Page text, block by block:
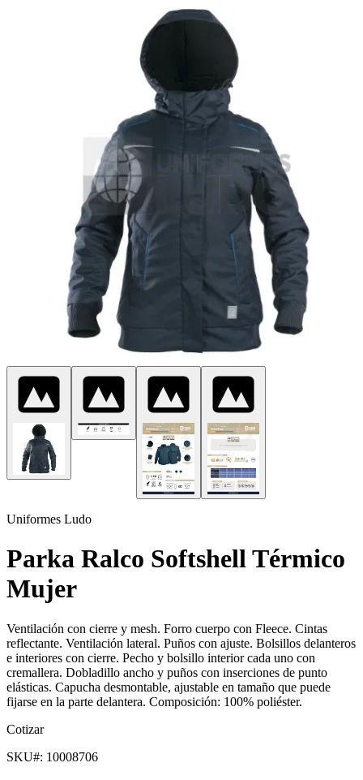
Uniformes Ludo
Parka Ralco Softshell Térmico
Mujer
Ventilación con cierre y mesh. Forro cuerpo con Fleece. Cintas
reflectante. Ventilación lateral. Puños con ajuste. Bolsillos delanteros
e interiores con cierre. Pecho y bolsillo interior cada uno con
cremallera. Dobladillo ancho y puños con inserciones de punto
elásticas. Capucha desmontable, ajustable en tamaño que puede
fijarse en la parte delantera. Composición: 100% poliéster.
Cotizar
SKU#: 10008706